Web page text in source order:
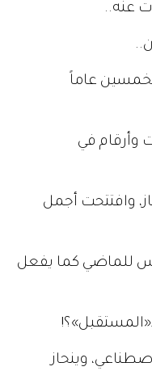
عنه..
عاماً
وأرقام في
وافتتحت أجمل
للماضي كما يفعل
وينحاز